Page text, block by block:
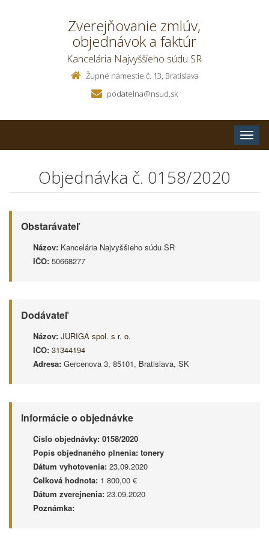
Zverejňovanie zmlúv,
objednávok a faktúr
Kancelária Najvyššieho súdu SR
Župné námestie č. 13, Bratislava
podatelna@nsud.sk
Toggle
Objednávka č. 0158/2020
Obstarávateľ
Názov: Kancelária Najvyššieho súdu SR
IČO: 50668277
Dodávateľ
Názov: JURIGA spol. s r. o.
IČO: 31344194
Adresa: Gercenova 3, 85101, Bratislava, SK
Informácie o objednávke
Číslo objednávky: 0158/2020
Popis objednaného plnenia: tonery
Dátum vyhotovenia: 23.09.2020
Celková hodnota: 1 800,00 €
Dátum zverejnenia: 23.09.2020
Poznámka: